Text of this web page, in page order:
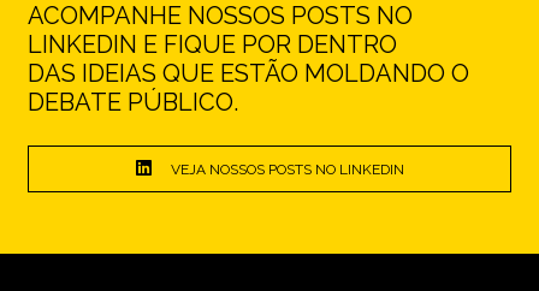
ACOMPANHE NOSSOS POSTS NO
LINKEDIN E FIQUE POR DENTRO
DAS IDEIAS QUE ESTÃO MOLDANDO O
DEBATE PÚBLICO.
VEJA NOSSOS POSTS NO LINKEDIN